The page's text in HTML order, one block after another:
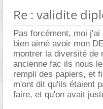
Re : validite
Pas forcément, moi
bien aimé avoir mon
montrer la diversité de
ancienne fac ils nous
rempli des papiers, et
m'ont dit qu'ils étaient
faire, et qu'on avait